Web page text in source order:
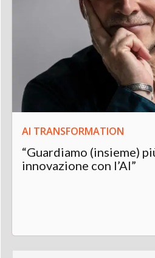
AI TRANSFORMATION
“Guardiamo (insieme)
innovazione con l’AI”